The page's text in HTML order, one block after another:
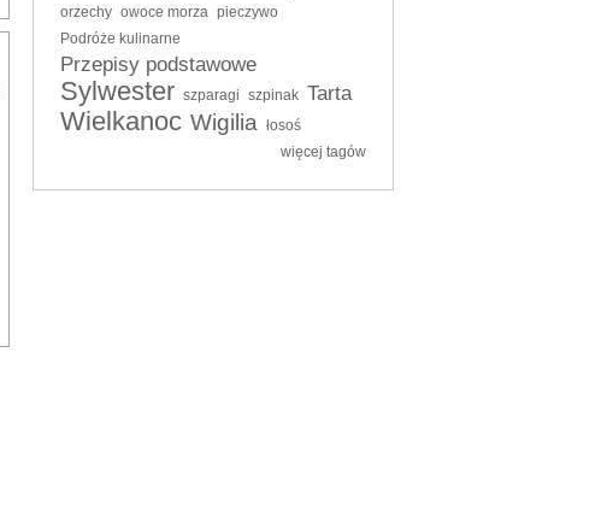
orzechy owoce morza pieczywo
Podróże kulinarne
Przepisy podstawowe
Sylwester szparagi szpinak Tarta
Wielkanoc Wigilia łosoś
więcej tagów